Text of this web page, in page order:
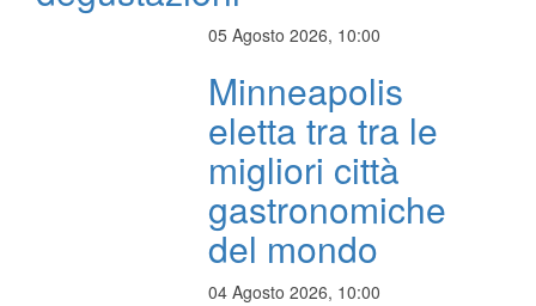
05 Agosto 2026, 10:00
Minneapolis
eletta tra tra le
migliori città
gastronomiche
del mondo
04 Agosto 2026, 10:00